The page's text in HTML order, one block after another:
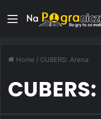
Menu
Home / CUBERS: Arena